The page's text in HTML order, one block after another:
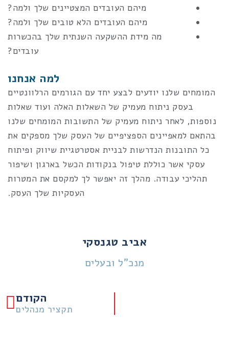
מיהם העובדים המצטיינים שלך ולמה?
מיהם העובדים הלא טובים שלך ולמה?
מה מידת ההשקעה השנתית שלך בהכשרות
עובדים?
למה אנחנו
המומחים שלנו יודעים לבצע יחד עם הגורמים הרלוונטיים
בעסק ניתוח מעמיק של השאלות האלה ועוד שאלות
נוספות, לאחר ניתוח מעמיק של התשובות המומחים שלנו
בהתאם למאפיינים הספציפיים של העסק שלך מספקים את
כל התובנות הנדרשות לבניית אסטרטגיית שיווק ופיתוח
עסקי אשר כוללת טיפול בנקודות הכשל בארגון ושיפור
תהליכי עבודה. מהלך זה יאפשר לך למקסם את המטרות
העסקיות שלך העסק.
אביב טגנסקי
מנכ"ל ובעלים
הקודם
תקציר מנהלים